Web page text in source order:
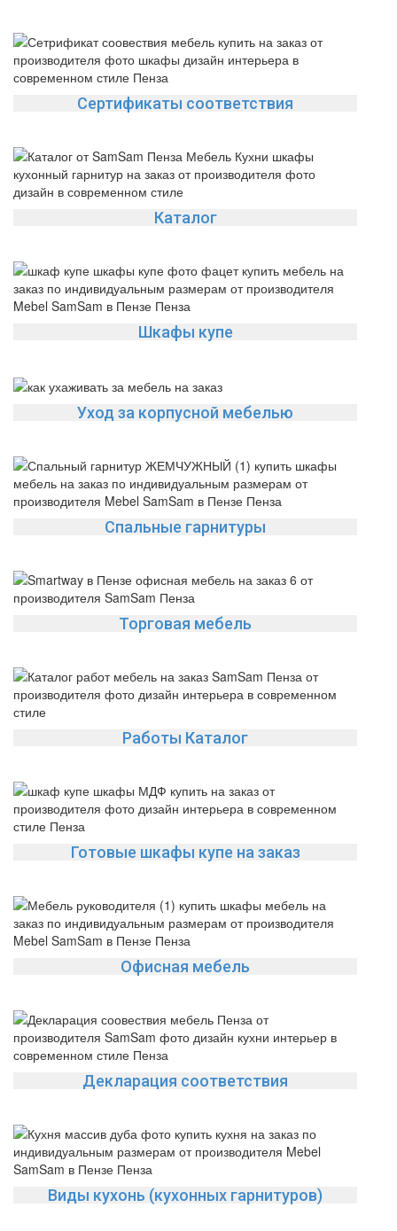
Сертификаты соответствия
Каталог
Шкафы купе
Уход за корпусной мебелью
Спальные гарнитуры
Торговая мебель
Работы Каталог
Готовые шкафы купе на заказ
Офисная мебель
Декларация соответствия
Виды кухонь (кухонных гарнитуров)